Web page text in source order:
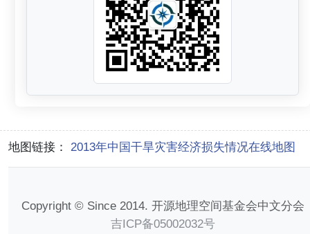
地图链接： 2013年中国干旱灾害经济损失情况在线地图
Copyright © Since 2014. 开源地理空间基金会中文分会
吉ICP备05002032号